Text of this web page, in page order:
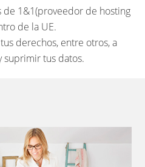
1&1(proveedor de hosting
de la UE.
derechos, entre otros, a
suprimir tus datos.